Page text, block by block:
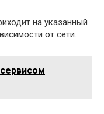
на указанный
от сети.